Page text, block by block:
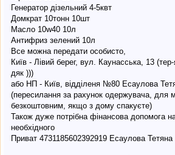
Генератор дізельний 4-5квт
Домкрат 10тонн 10шт
Масло 10w40 10л
Антифриз зелений 10л
Все можна передати особисто,
Київ - Лівий берег, вул. Каунасська, 13
дяк )))
або НП - Київ, відділеня №80 Есаулова
(пересилання за рахунок одержувача, для
безкоштовним, якщо з дому спакуєте)
Також дуже потрібна фінансова допомога
необхідного
Приват 4731185602392919 Есаулова Тетяна